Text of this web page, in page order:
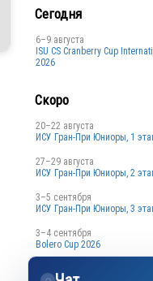
Сегодня
6–9 августа
ISU CS Cranberry Cup
2026
Скоро
20–22 августа
ИСУ Гран-При Юниоры, 1
27–29 августа
ИСУ Гран-При Юниоры, 2
3–5 сентября
ИСУ Гран-При Юниоры, 3
3–4 сентября
Bolero Cup 2026